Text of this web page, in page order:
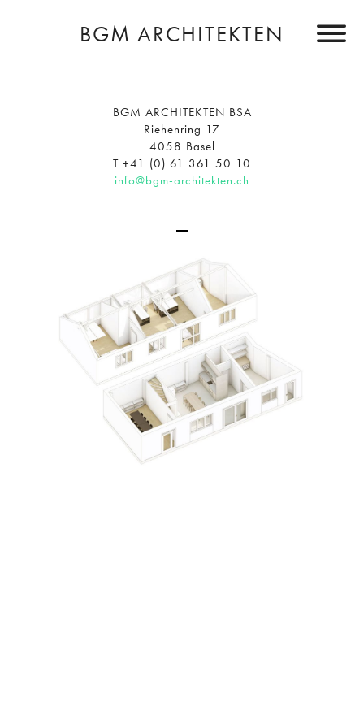
BGM ARCHITEKTEN
BGM ARCHITEKTEN BSA
Riehenring 17
4058 Basel
T +41 (0) 61 361 50 10
info@bgm-architekten.ch